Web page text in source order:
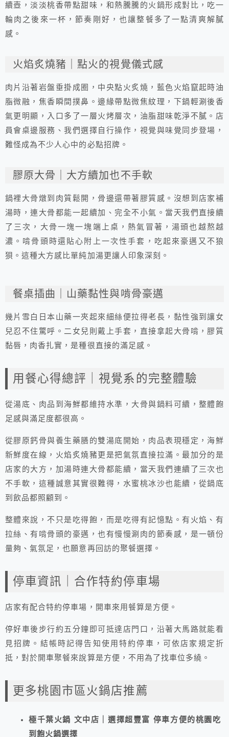
續壺，淡淡桃香帶點甜味，和熱騰騰的火鍋形成對比，吃一
輪肉之後來一杯，節奏剛好，也讓整餐多了一點清爽解膩
感。
火焰炙燒豬｜點火的視覺儀式感
肉片沿著岩盤垂掛成圈，中央點火炙燒，藍色火焰竄起時油
脂微融，焦香瞬間撲鼻。邊緣帶點微焦紋理，下鍋輕涮後香
氣更明顯，入口多了一層火烤層次，油脂甜味乾淨不膩。店
員會桌邊服務、我們選擇自行操作，視覺與味覺同步登場，
難怪成為不少人心中的必點招牌。
膠原大骨｜大方續加也不手軟
鍋裡大骨燉到肉質鬆開，骨邊還帶著膠質感。沒想到店家補
湯時，連大骨都能一起續加、完全不小氣。當天我們直接續
了三次，大骨一塊一塊端上桌，熱氣冒著，湯頭也越熬越
濃。啃骨頭時還貼心附上一次性手套，吃起來豪邁又不狼
狽。這種大方感比單純加湯更讓人印象深刻。
餐桌插曲｜山藥黏性與啃骨豪邁
幾片雪白日本山藥一夾起來細絲便拉得老長，黏性強到讓女
兒忍不住驚呼。二女兒則戴上手套，直接拿起大骨啃，膠質
黏唇，肉香扎實，是種很直接的滿足感。
用餐心得總評｜視覺系的完整體驗
從湯底、肉品到海鮮都維持水準，大骨與鍋料可續，整體飽
足感與滿足度都很高。
從膠原鈣骨與養生藥膳的雙湯底開始，肉品表現穩定，海鮮
新鮮度在線，火焰炙燒豬更是把氣氛直接拉滿。最加分的是
店家的大方，加湯時連大骨都能續，當天我們連續了三次也
不手軟，這種誠意其實很難得，水蜜桃冰沙也能續，從鍋底
到飲品都照顧到。
整體來說，不只是吃得飽，而是吃得有記憶點。有火焰、有
拉絲、有啃骨頭的豪邁，也有慢慢涮肉的節奏感，是一頓份
量夠、氣氛足，也願意再回訪的聚餐選擇。
停車資訊｜合作特約停車場
店家有配合特約停車場，開車來用餐算是方便。
停好車後步行約五分鐘即可抵達店門口，沿著大馬路就能看
見招牌。結帳時記得告知使用特約停車，可依店家規定折
抵，對於開車聚餐來說算是方便，不用為了找車位多繞。
更多桃園市區火鍋店推薦
極千葉火鍋 文中店｜選擇超豐富 停車方便的桃園吃
到飽火鍋選擇